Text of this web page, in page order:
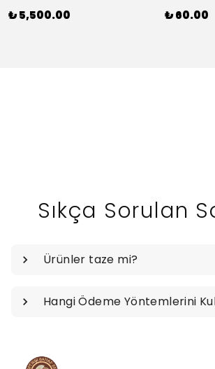
₺ 5,500.00 ₺ 60.00
Sıkça Sorulan
Ürünler taze mi?
Hangi Ödeme Yöntemlerini